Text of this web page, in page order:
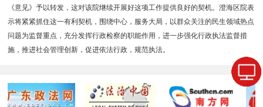
《意见》予以转发，这对该院继续开展好这项工作提供良好的契机。澄海区院表
示将紧紧抓住这一有利契机，围绕中心，服务大局，以群众关注的民生领域热点
问题为监督重点，充分发挥行政检察的职能作用，进一步强化行政执法监督措
施，推进社会管理创新，促进依法行政，规范执法。